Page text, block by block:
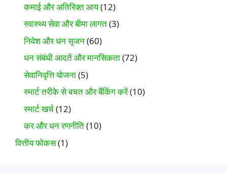
कमाई और अतिरिक्त आय(12)
स्वास्थ्य सेवा और बीमा लागत(3)
निवेश और धन सृजन(60)
धन संबंधी आदतें और मानसिकता(72)
सेवानिवृत्ति योजना(5)
स्मार्ट तरीके से बचत और बैंकिंग करें(10)
स्मार्ट खर्च(12)
कर और धन रणनीति(10)
वित्तीय फोकस(1)